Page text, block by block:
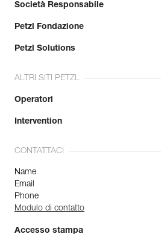
Società Responsabile
Petzl Fondazione
Petzl Solutions
ALTRI SITI PETZL
Operatori
Intervention
CONTATTACI
Name
Email
Phone
Modulo di contatto
Accesso stampa